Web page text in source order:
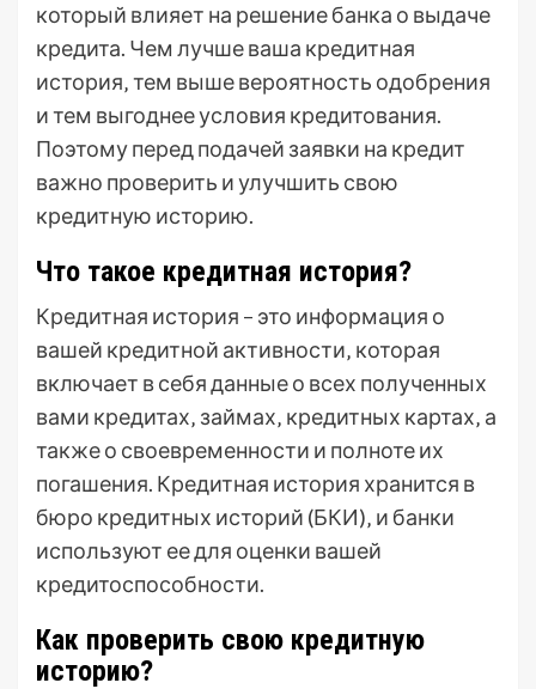
который влияет на решение банка о выдаче
кредита. Чем лучше ваша кредитная
история‚ тем выше вероятность одобрения
и тем выгоднее условия кредитования.
Поэтому перед подачей заявки на кредит
важно проверить и улучшить свою
кредитную историю.
Что такое кредитная история?
Кредитная история – это информация о
вашей кредитной активности‚ которая
включает в себя данные о всех полученных
вами кредитах‚ займах‚ кредитных картах‚ а
также о своевременности и полноте их
погашения. Кредитная история хранится в
бюро кредитных историй (БКИ)‚ и банки
используют ее для оценки вашей
кредитоспособности.
Как проверить свою кредитную
историю?